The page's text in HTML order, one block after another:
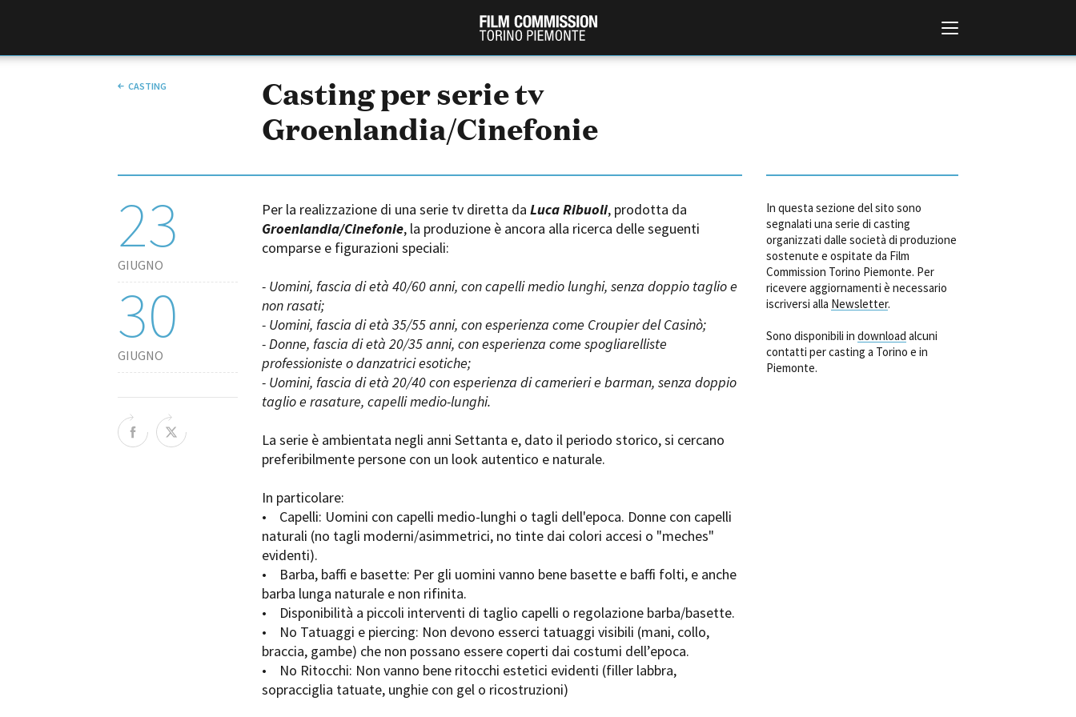
Italiano English
Chi siamo
Storia della Fondazione
Rete regionale
Bilancio sociale
Amministrazione trasparente
Bandi e gare
Sostenibilità ambientale
Servizi generali
Location scouting
Spazi nella sede FCTP
Sala Paolo Tenna
FILM FUNDS
Piemonte Film Tv Fund
Piemonte Film Tv Development Fund
Piemonte Doc Film Fund
Short Film Fund
Società di produzione
Strutture di servizio
Professionisti
Attrici-Attori
Beginners
LOCATION GUIDE
FILM DATABASE
NEWS
CASTING
EVENTI, SPECIALI
Anteprime in Piemonte
TFI Torino Film Industry - Production
Days
Avenue Cove - Erasmus +
Guarda che storia!
La Grazia - Immagini e location della
FESTIVAL, MARKETS, AWARDS
International Film Festival Rotterdam
Berlinale Internationalen
Filmfestspiele Berlin
Festival de Cannes
Biografilm Festival - Bio to B Industry
Locarno Film Festival
Toronto International Film Festival
Nastri d’Argento
Premio Solinas
STRUMENTI
Location - Nuovo utente
Newsletter
Lavora con noi
Stage - Tirocini - Scuola e Lavoro
CASTING
Casting per serie tv
Groenlandia/Cinefonie
23
GIUGNO
30
GIUGNO
Per la realizzazione di una serie tv diretta da Luca Ribuoli, prodotta da
Groenlandia/Cinefonie, la produzione è ancora alla ricerca delle seguenti
comparse e figurazioni speciali:
- Uomini, fascia di età 40/60 anni, con capelli medio lunghi, senza doppio taglio e
non rasati;
- Uomini, fascia di età 35/55 anni, con esperienza come Croupier del Casinò;
- Donne, fascia di età 20/35 anni, con esperienza come spogliarelliste
professioniste o danzatrici esotiche;
- Uomini, fascia di età 20/40 con esperienza di camerieri e barman, senza doppio
taglio e rasature, capelli medio-lunghi.
La serie è ambientata negli anni Settanta e, dato il periodo storico, si cercano
preferibilmente persone con un look autentico e naturale.
In particolare:
• Capelli: Uomini con capelli medio-lunghi o tagli dell'epoca. Donne con capelli
naturali (no tagli moderni/asimmetrici, no tinte dai colori accesi o "meches"
evidenti).
• Barba, baffi e basette: Per gli uomini vanno bene basette e baffi folti, e anche
barba lunga naturale e non rifinita.
• Disponibilità a piccoli interventi di taglio capelli o regolazione barba/basette.
• No Tatuaggi e piercing: Non devono esserci tatuaggi visibili (mani, collo,
braccia, gambe) che non possano essere coperti dai costumi dell’epoca.
• No Ritocchi: Non vanno bene ritocchi estetici evidenti (filler labbra,
sopracciglia tatuate, unghie con gel o ricostruzioni)
In questa sezione del sito sono
segnalati una serie di casting
organizzati dalle società di produzione
sostenute e ospitate da Film
Commission Torino Piemonte. Per
ricevere aggiornamenti è necessario
iscriversi alla Newsletter.
Sono disponibili in download alcuni
contatti per casting a Torino e in
Piemonte.